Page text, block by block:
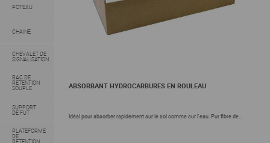
POTEAU
CHAINE
CHEVALET DE
SIGNALISATION
BAC DE
RETENTION
SOUPLE
SUPPORT
DE FUT
PLATEFORME
DE
ABSORBANT HYDROCARBURES EN ROULEAU
Idéal pour absorber rapidement sur le sol comme sur l'eau. Pur fibre de...